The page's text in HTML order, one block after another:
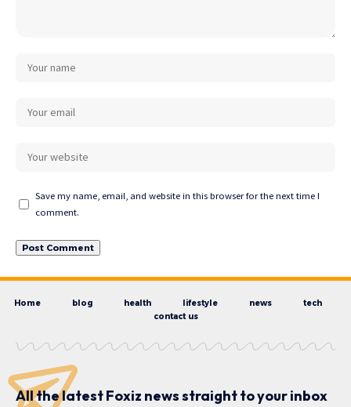
Save my name, email, and website in this browser for the next time I
comment.
Home blog health lifestyle news
tech
contact us
All the latest Foxiz news straight to your inbox